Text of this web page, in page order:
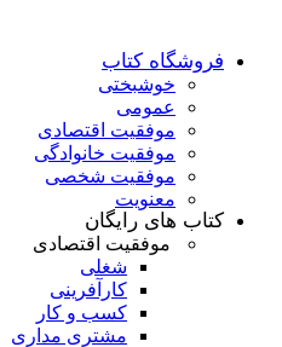
فروشگاه کتاب
خوشبختی
عمومی
موفقیت اقتصادی
موفقیت خانوادگی
موفقیت شخصی
معنویت
کتاب های رایگان
موفقیت اقتصادی
شغلی
کارآفرینی
کسب و کار
مشتری مداری